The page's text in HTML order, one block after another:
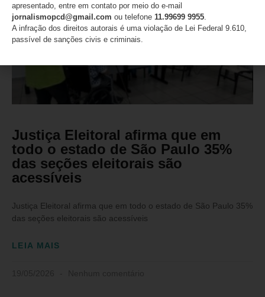
Justiça Eleitoral afirma que em
todo o estado de São Paulo 35%
das seções eleitorais são
acessíveis
Justiça Eleitoral afirma que em todo o estado de São Paulo 35%
das seções eleitorais são acessíveis
LEIA MAIS
apresentado, entre em contato por meio do e-mail
jornalismopcd@gmail.com ou telefone 11.99699 9955.
A infração dos direitos autorais é uma violação de Lei Federal 9.610,
passível de sanções civis e criminais.